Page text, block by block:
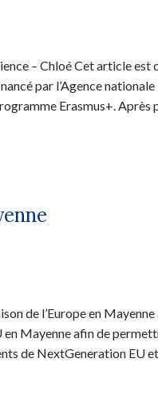
– Chloé Cet article est
par l’Agence
Erasmus+. Après
de l’Europe en
Mayenne afin de
de NextGeneration EU